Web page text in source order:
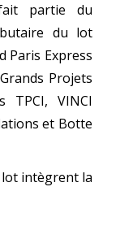
partie du
du lot
Paris Express
Projets
TPCI, VINCI
et Botte
lot intègrent la